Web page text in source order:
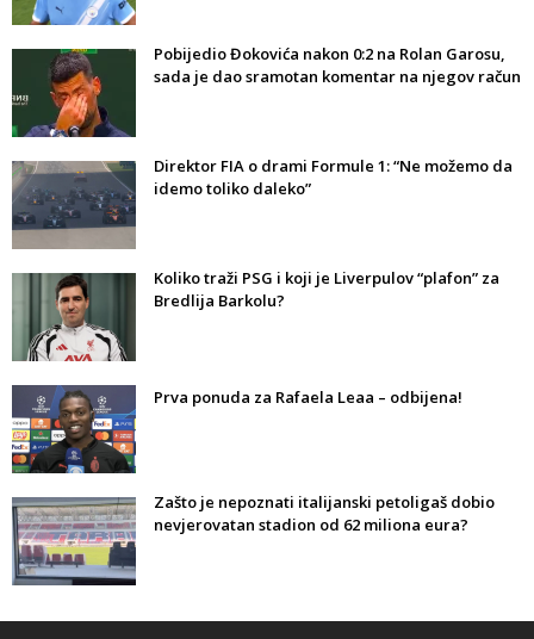
Pobijedio Đokovića nakon 0:2 na Rolan Garosu,
sada je dao sramotan komentar na njegov račun
Direktor FIA o drami Formule 1: “Ne možemo da
idemo toliko daleko”
Koliko traži PSG i koji je Liverpulov “plafon” za
Bredlija Barkolu?
Prva ponuda za Rafaela Leaa – odbijena!
Zašto je nepoznati italijanski petoligaš dobio
nevjerovatan stadion od 62 miliona eura?